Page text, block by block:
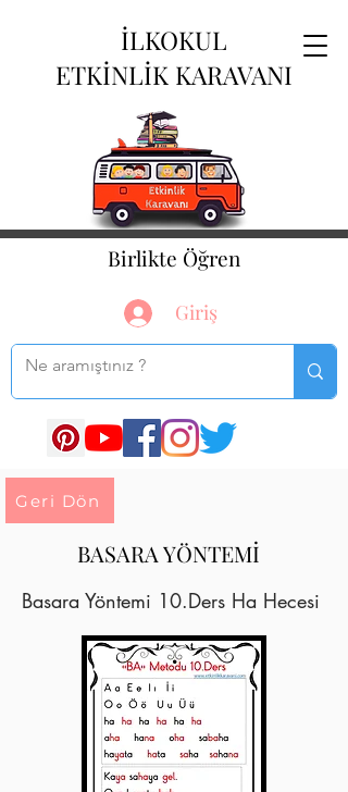
İLKOKUL
ETKİNLİK KARAVANI
Birlikte Öğren
Giriş
Geri Dön
BASARA YÖNTEMİ
Basara Yöntemi 10.Ders Ha Hecesi